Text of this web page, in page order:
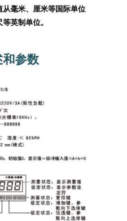
从毫米、厘米等国际单位
英制单位。
参数